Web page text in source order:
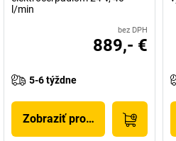
l/min
bez DPH
889,- €
5-6 týždne
Zobraziť produkt